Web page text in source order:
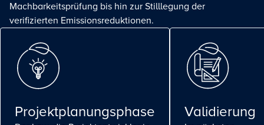
Machbarkeitsprüfung bis hin zur Stilllegung der
verifizierten Emissionsreduktionen.
Projektplanungsphase Validierung